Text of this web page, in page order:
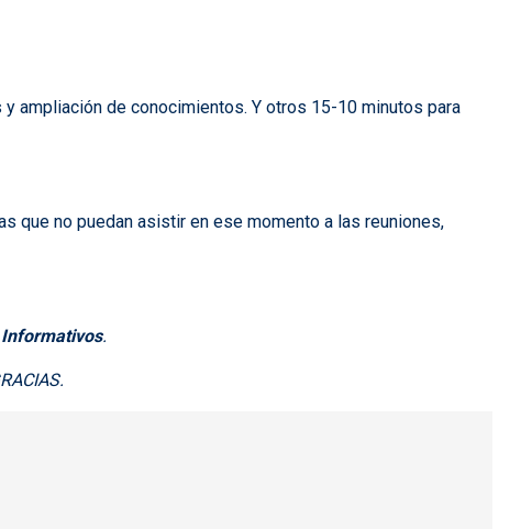
ampliación de conocimientos. Y otros 15-10 minutos para
que no puedan asistir en ese momento a las reuniones,
.